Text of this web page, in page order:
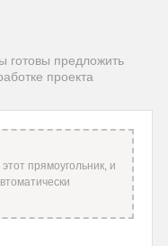
готовы предложить
проекта